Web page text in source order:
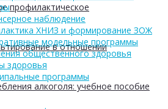
профилактическое
в отношении
алкоголя: учебное пособие
наблюдение
ХНИЗ и формирование ЗОЖ
модельные программы
общественного здоровья
здоровья
программы